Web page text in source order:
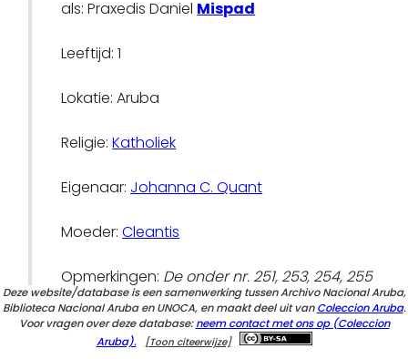
als: Praxedis Daniel Mispad
Leeftijd: 1
Lokatie: Aruba
Religie:Katholiek
Eigenaar: Johanna C. Quant
Moeder:Cleantis
Opmerkingen: De onder nr. 251, 253, 254, 255
en 256 ingeschreven personen zijn bij het
huwelijk van hun moeder Cleantis Mispad
met John Everon op de zesden november
Deze website/database is een samenwerking tussen Archivo Nacional Aruba,
Biblioteca Nacional Aruba en UNOCA, en maakt deel uit vanColeccion Aruba.
Voor vragen over deze database:neem contact met ons op (Coleccion
Aruba).
[Toon citeerwijze]